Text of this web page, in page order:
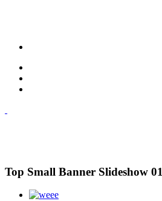
Top Small Banner Slideshow 01